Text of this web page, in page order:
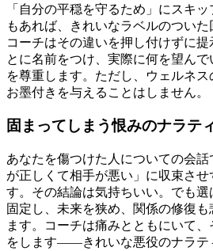
「自分の平穏を守るため」にスキ
もあれば、きれいなラベルのついた
コーチはその違いを押し付けずに
とに名前をつけ、実際に何を望んで
を尊重します。ただし、ウェルネ
お墨付きを与えることはしません。
固まってしまう恨みのナラテ
あなたを傷つけた人についての会
が正しくて相手が悪い」に収束させ
す。その結論は気持ちいい。でも
固定し、未来を狭め、関係の修復
ます。コーチは痛みとともにいて
をします——きれいな悪役のナラテ